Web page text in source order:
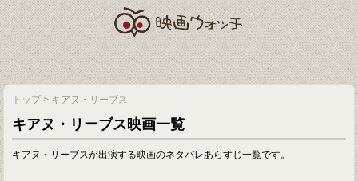
トップ > キアヌ・リーブス
キアヌ・リーブス映画一覧
キアヌ・リーブスが出演する映画のネタバレあらすじ一覧です。